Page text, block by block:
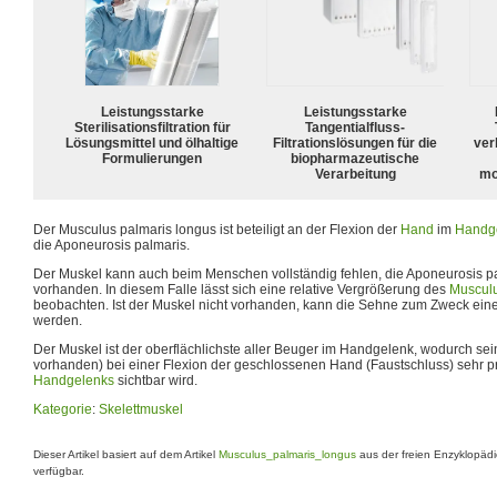
Leistungsstarke
Sterilisationsfiltration für
Lösungsmittel und ölhaltige
Formulierungen
Leistungsstarke
Tangentialfluss-
Filtrationslösungen für die
biopharmazeutische
Verarbeitung
Der Musculus palmaris longus ist beteiligt an der Flexion der Hand im
die Aponeurosis palmaris.
Der Muskel kann auch beim Menschen vollständig fehlen, die Aponeurosis
vorhanden. In diesem Falle lässt sich eine relative Vergrößerung des
beobachten. Ist der Muskel nicht vorhanden, kann die Sehne zum Zweck
werden.
Der Muskel ist der oberflächlichste aller Beuger im Handgelenk, wodurch
vorhanden) bei einer Flexion der geschlossenen Hand (Faustschluss) sehr
Handgelenks sichtbar wird.
Kategorie: Skelettmuskel
Dieser Artikel basiert auf dem Artikel Musculus_palmaris_longus aus der freien
verfügbar.